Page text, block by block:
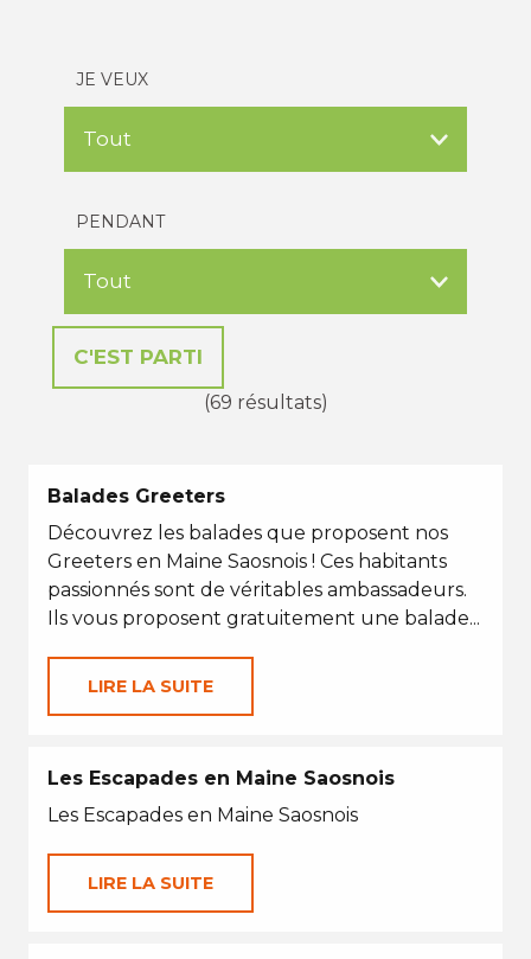
JE VEUX
PENDANT
(69 résultats)
Balades Greeters
Découvrez les balades que proposent nos
Greeters en Maine Saosnois ! Ces habitants
passionnés sont de véritables ambassadeurs.
Ils vous proposent gratuitement une balade...
LIRE LA SUITE
Les Escapades en Maine Saosnois
Les Escapades en Maine Saosnois
LIRE LA SUITE